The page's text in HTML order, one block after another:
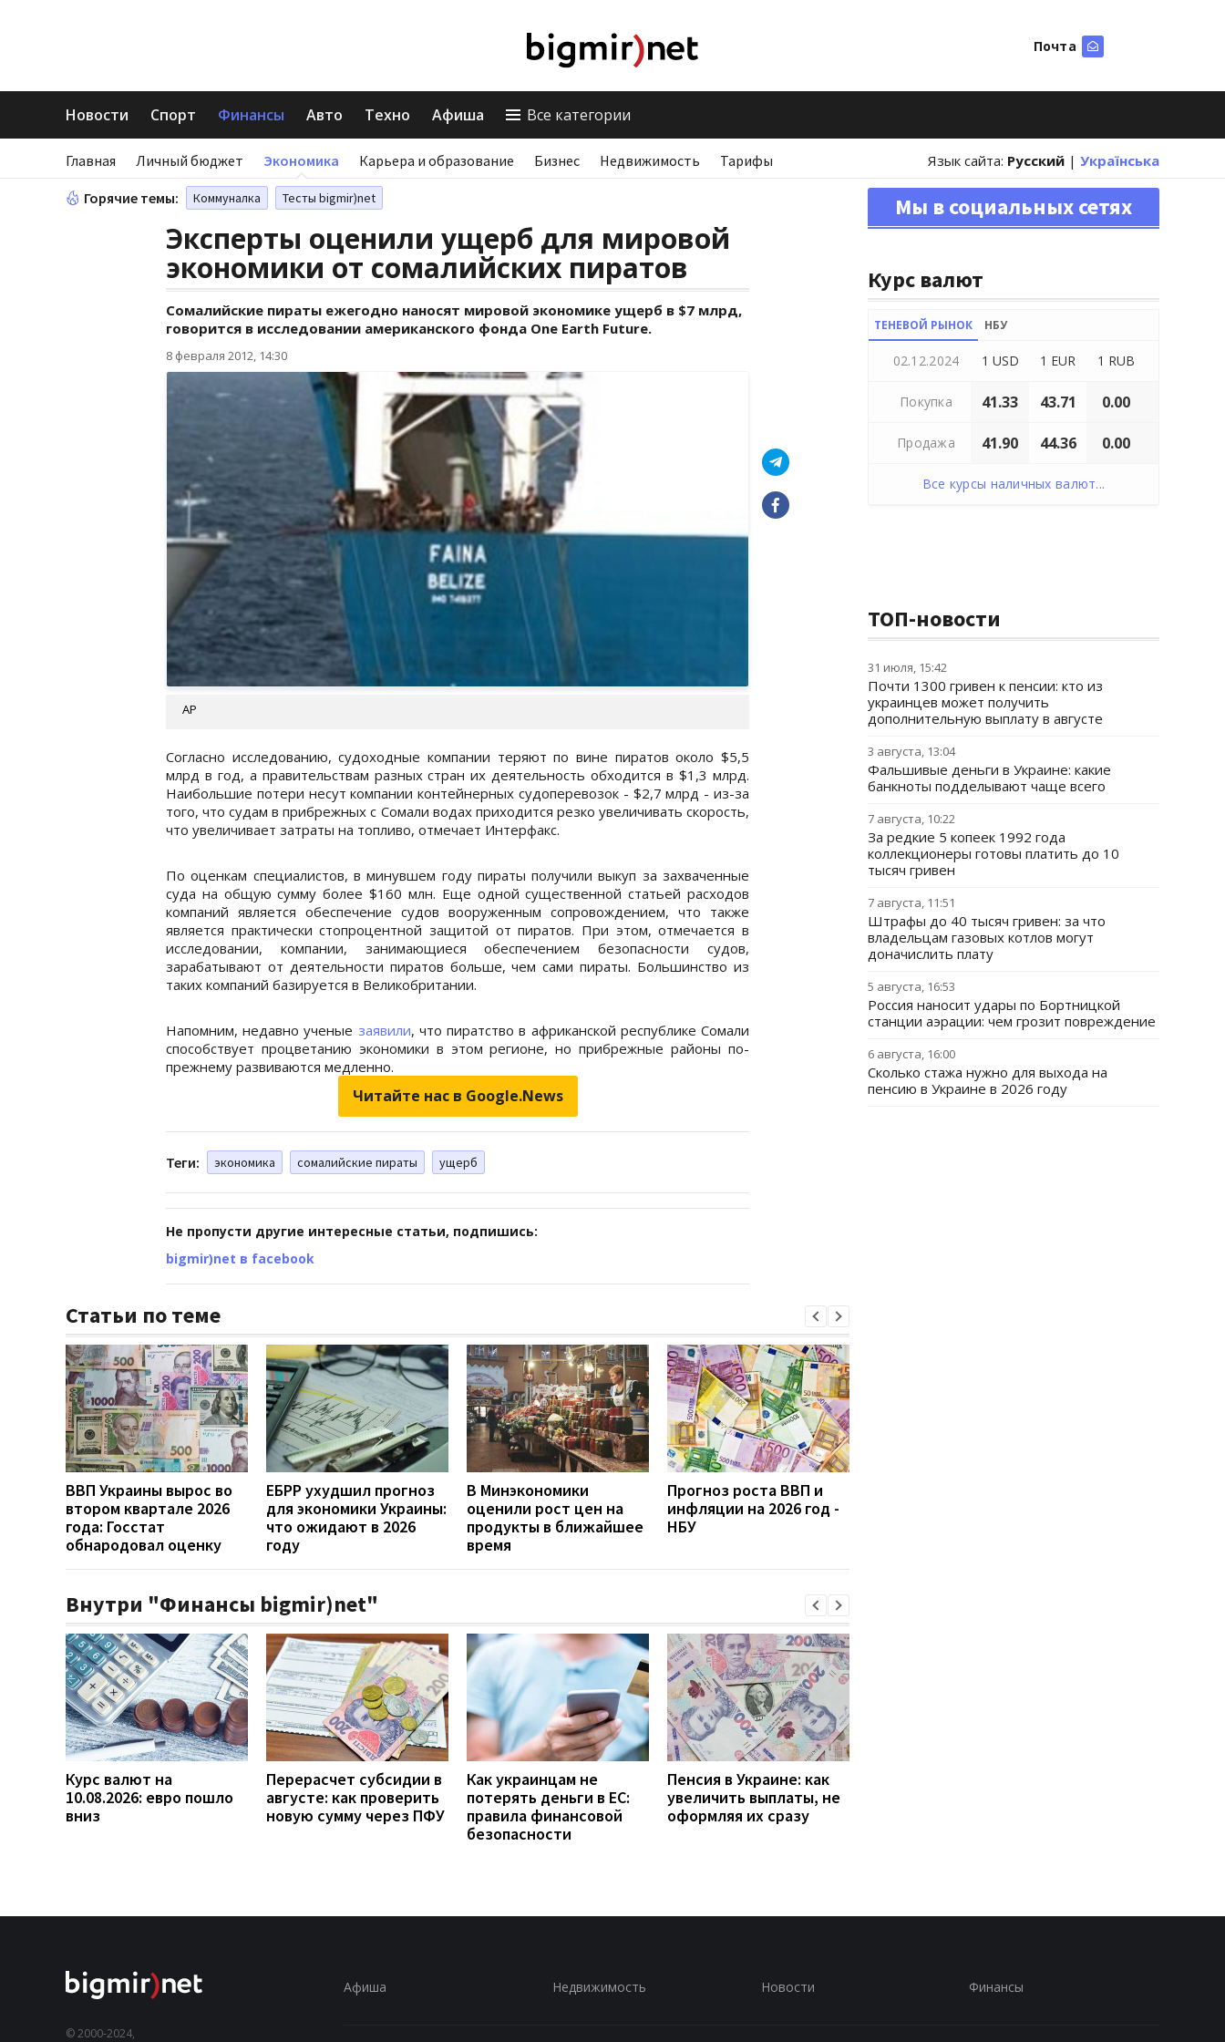
Почта
Новости Спорт Финансы Авто Техно Афиша Все категории
Главная Личный бюджет Экономика Карьера и образование Бизнес Недвижимость Тарифы Язык сайта: Русский | Українська
Горячие темы: Коммуналка Тесты bigmir)net
Эксперты оценили ущерб для мировой
экономики от сомалийских пиратов
Сомалийские пираты ежегодно наносят мировой экономике ущерб в $7 млрд,
говорится в исследовании американского фонда One Earth Future.
8 февраля 2012, 14:30
АР
Согласно исследованию, судоходные компании теряют по вине пиратов около $5,5
млрд в год, а правительствам разных стран их деятельность обходится в $1,3 млрд.
Наибольшие потери несут компании контейнерных судоперевозок - $2,7 млрд - из-за
того, что судам в прибрежных с Сомали водах приходится резко увеличивать скорость,
что увеличивает затраты на топливо, отмечает Интерфакс.
По оценкам специалистов, в минувшем году пираты получили выкуп за захваченные
суда на общую сумму более $160 млн. Еще одной существенной статьей расходов
компаний является обеспечение судов вооруженным сопровождением, что также
является практически стопроцентной защитой от пиратов. При этом, отмечается в
исследовании, компании, занимающиеся обеспечением безопасности судов,
зарабатывают от деятельности пиратов больше, чем сами пираты. Большинство из
таких компаний базируется в Великобритании.
Напомним, недавно ученые заявили, что пиратство в африканской республике Сомали
способствует процветанию экономики в этом регионе, но прибрежные районы по-
прежнему развиваются медленно.
Читайте нас в Google.News
Теги: экономика сомалийские пираты ущерб
Не пропусти другие интересные статьи, подпишись:
bigmir)net в facebook
Статьи по теме
ВВП Украины вырос во
втором квартале 2026
года: Госстат
обнародовал оценку
ЕБРР ухудшил прогноз
для экономики Украины:
что ожидают в 2026
году
В Минэкономики
оценили рост цен на
продукты в ближайшее
время
Прогноз роста ВВП и
инфляции на 2026 год -
НБУ
Внутри "Финансы bigmir)net"
Курс валют на
10.08.2026: евро пошло
вниз
Перерасчет субсидии в
августе: как проверить
новую сумму через ПФУ
Как украинцам не
потерять деньги в ЕС:
правила финансовой
безопасности
Пенсия в Украине: как
увеличить выплаты, не
оформляя их сразу
Мы в социальных сетях
Курс валют
ТЕНЕВОЙ РЫНОК НБУ
02.12.2024 1 USD 1 EUR 1 RUB
Покупка 41.33 43.71 0.00
Продажа 41.90 44.36 0.00
Все курсы наличных валют...
ТОП-новости
31 июля, 15:42
Почти 1300 гривен к пенсии: кто из
украинцев может получить
дополнительную выплату в августе
3 августа, 13:04
Фальшивые деньги в Украине: какие
банкноты подделывают чаще всего
7 августа, 10:22
За редкие 5 копеек 1992 года
коллекционеры готовы платить до 10
тысяч гривен
7 августа, 11:51
Штрафы до 40 тысяч гривен: за что
владельцам газовых котлов могут
доначислить плату
5 августа, 16:53
Россия наносит удары по Бортницкой
станции аэрации: чем грозит повреждение
6 августа, 16:00
Сколько стажа нужно для выхода на
пенсию в Украине в 2026 году
© 2000-2024,
Афиша Недвижимость Новости Финансы